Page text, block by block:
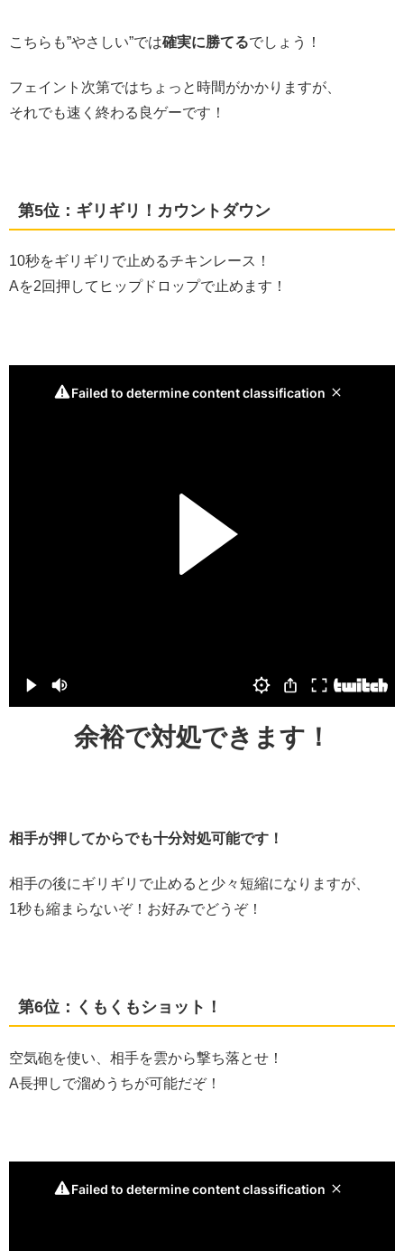
こちらも”やさしい”では確実に勝てるでしょう！
フェイント次第ではちょっと時間がかかりますが、
それでも速く終わる良ゲーです！
第5位：ギリギリ！カウントダウン
10秒をギリギリで止めるチキンレース！
Aを2回押してヒップドロップで止めます！
余裕で対処できます！
相手が押してからでも十分対処可能です！
相手の後にギリギリで止めると少々短縮になりますが、
1秒も縮まらないぞ！お好みでどうぞ！
第6位：くもくもショット！
空気砲を使い、相手を雲から撃ち落とせ！
A長押しで溜めうちが可能だぞ！